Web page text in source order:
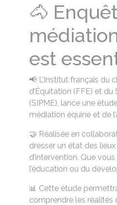
🐴
est
📢 L’Institut français du
d’Équitation (FFE) et
(SIPME), lance une
médiation équine et de
🤝 Réalisée en
dresser un état des
d’intervention. Que
l’éducation ou du
📊 Cette étude
comprendre les